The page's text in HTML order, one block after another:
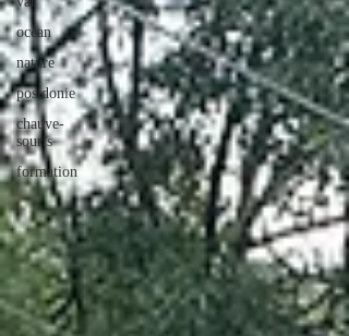
océan
nature
posidonie
chauve-
souris
formation